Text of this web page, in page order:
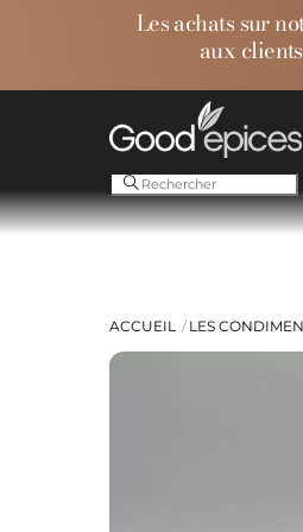
Les achats sur
aux
ACCUEIL LES